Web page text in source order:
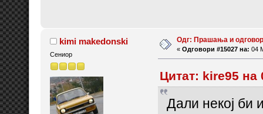
kimi makedonski
Сениор
Одг: Прашања и
« Одговори #15027 на: 04
Цитат: kire95 на
Дали некој би